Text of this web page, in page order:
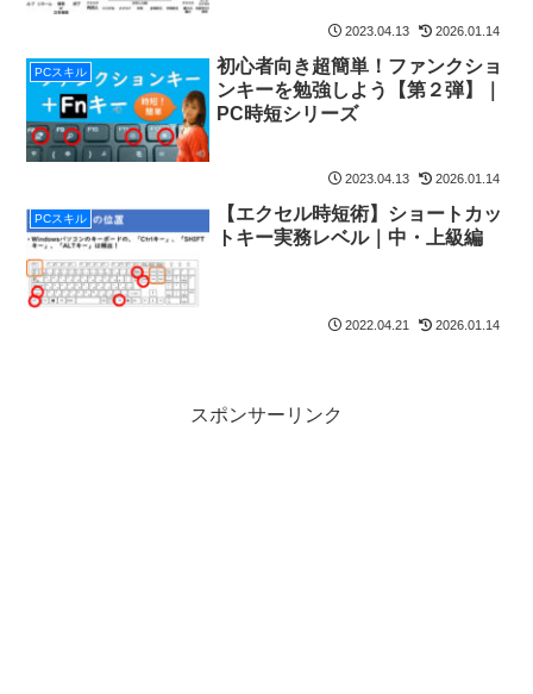
2023.04.13 2026.01.14
PCスキル
初心者向き超簡単！ファンクショ
ンキーを勉強しよう【第２弾】｜
PC時短シリーズ
2023.04.13 2026.01.14
PCスキル
【エクセル時短術】ショートカッ
トキー実務レベル｜中・上級編
2022.04.21 2026.01.14
スポンサーリンク